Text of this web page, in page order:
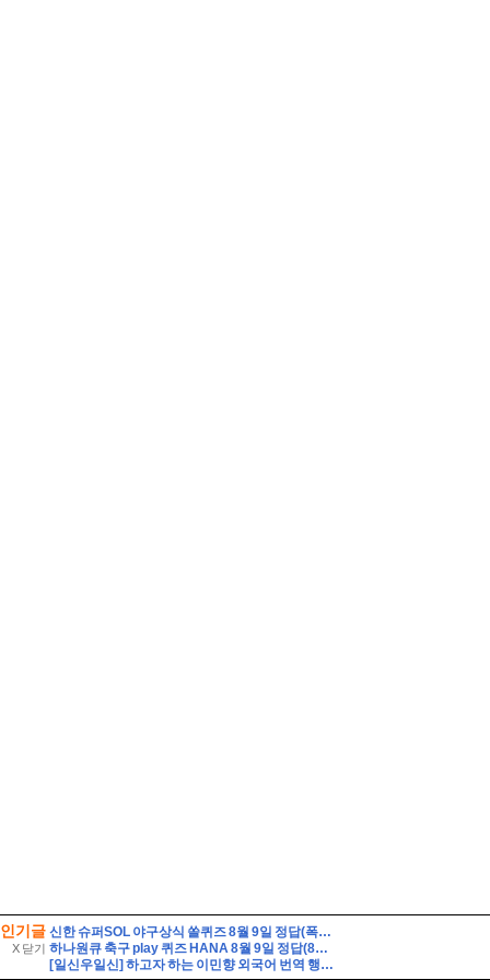
인기글
X 닫기
신한 슈퍼SOL 야구상식 쏠퀴즈 8월 9일 정답(폭염으로 인한 경기 취소로 2026 신한 SOL KBO 리그 가을 일정에 부담이 커졌습니다. KBO 정규시즌 한 팀당 치르는 경수는 총 몇 경기 일까요?)
하나원큐 축구 play 퀴즈 HANA 8월 9일 정답(8월 8일(토), K리그1, 2 소속 14팀이 펼친 경기는 총 몇 경기일까요?)
[일신우일신] 하고자 하는 이민향 외국어 번역 행정사!